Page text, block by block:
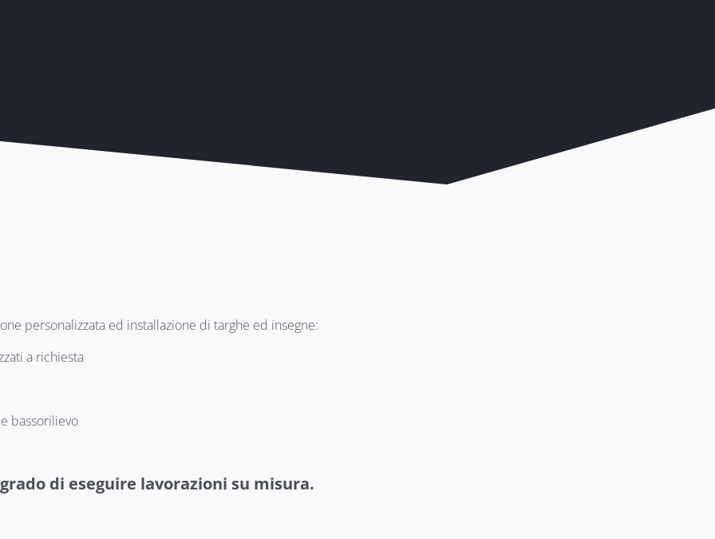
personalizzata ed installazione di targhe ed insegne:
a richiesta
bassorilievo
di eseguire lavorazioni su misura.